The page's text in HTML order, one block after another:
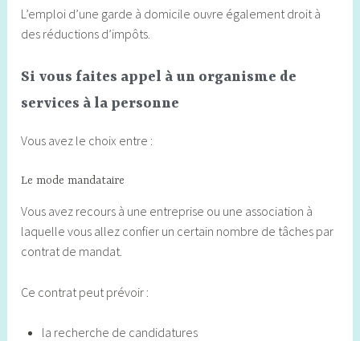
L’emploi d’une garde à domicile ouvre également droit à
des réductions d’impôts.
Si vous faites appel à un organisme de
services à la personne
Vous avez le choix entre :
Le mode mandataire
Vous avez recours à une entreprise ou une association à
laquelle vous allez confier un certain nombre de tâches par
contrat de mandat.
Ce contrat peut prévoir :
la recherche de candidatures